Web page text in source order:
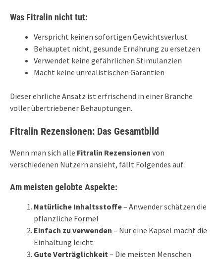
Was Fitralin nicht tut:
Verspricht keinen sofortigen Gewichtsverlust
Behauptet nicht, gesunde Ernährung zu ersetzen
Verwendet keine gefährlichen Stimulanzien
Macht keine unrealistischen Garantien
Dieser ehrliche Ansatz ist erfrischend in einer Branche
voller übertriebener Behauptungen.
Fitralin Rezensionen: Das Gesamtbild
Wenn man sich alle Fitralin Rezensionen von
verschiedenen Nutzern ansieht, fällt Folgendes auf:
Am meisten gelobte Aspekte:
Natürliche Inhaltsstoffe– Anwender schätzen die
pflanzliche Formel
Einfach zu verwenden – Nur eine Kapsel macht die
Einhaltung leicht
Gute Verträglichkeit – Die meisten Menschen